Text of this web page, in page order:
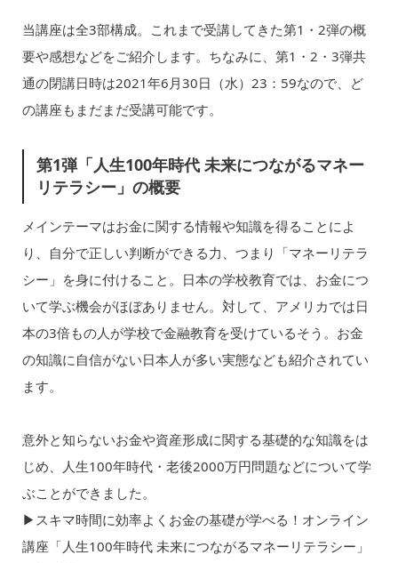
当講座は全3部構成。これまで受講してきた第1・2弾の概
要や感想などをご紹介します。ちなみに、第1・2・3弾共
通の閉講日時は2021年6月30日（水）23：59なので、ど
の講座もまだまだ受講可能です。
第1弾「人生100年時代 未来につながるマネー
リテラシー」の概要
メインテーマはお金に関する情報や知識を得ることによ
り、自分で正しい判断ができる力、つまり「マネーリテラ
シー」を身に付けること。日本の学校教育では、お金につ
いて学ぶ機会がほぼありません。対して、アメリカでは日
本の3倍もの人が学校で金融教育を受けているそう。お金
の知識に自信がない日本人が多い実態なども紹介されてい
ます。
意外と知らないお金や資産形成に関する基礎的な知識をは
じめ、人生100年時代・老後2000万円問題などについて学
ぶことができました。
▶︎スキマ時間に効率よくお金の基礎が学べる！オンライン
講座「人生100年時代 未来につながるマネーリテラシー」